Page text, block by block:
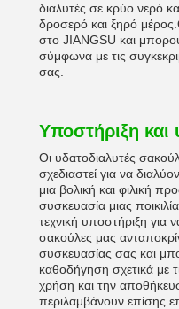
διαλυτές σε κρύο νερό
δροσερό και ξηρό
στο JIANGSU και
σύμφωνα με τις
σας.
Υποστήριξη και
Οι υδατοδιαλυτές
σχεδιαστεί για να
μια βολική και φιλική
συσκευασία μιας
τεχνική υποστήριξη για
σακούλες μας
συσκευασίας σας και
καθοδήγηση σχετικά με
χρήση και την
περιλαμβάνουν επίσης